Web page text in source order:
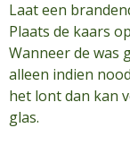
Laat een
Plaats de kaars
Wanneer de was
alleen indien
het lont dan kan
glas.